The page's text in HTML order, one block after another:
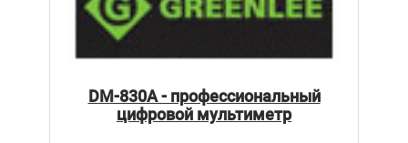
DM-830A - профессиональный
цифровой мультиметр